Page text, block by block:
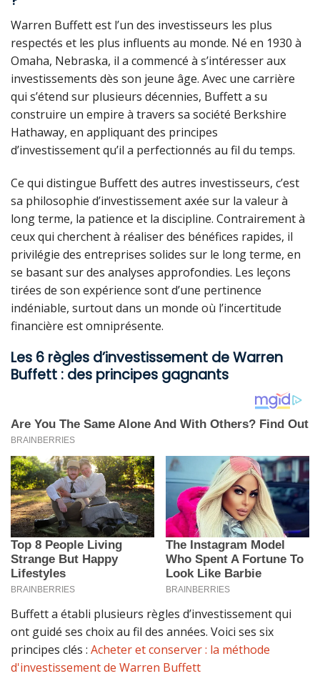
Warren Buffett est l’un des investisseurs les plus
respectés et les plus influents au monde. Né en 1930 à
Omaha, Nebraska, il a commencé à s’intéresser aux
investissements dès son jeune âge. Avec une carrière
qui s’étend sur plusieurs décennies, Buffett a su
construire un empire à travers sa société Berkshire
Hathaway, en appliquant des principes
d’investissement qu’il a perfectionnés au fil du temps.
Ce qui distingue Buffett des autres investisseurs, c’est
sa philosophie d’investissement axée sur la valeur à
long terme, la patience et la discipline. Contrairement à
ceux qui cherchent à réaliser des bénéfices rapides, il
privilégie des entreprises solides sur le long terme, en
se basant sur des analyses approfondies. Les leçons
tirées de son expérience sont d’une pertinence
indéniable, surtout dans un monde où l’incertitude
financière est omniprésente.
Les 6 règles d’investissement de Warren
Buffett : des principes gagnants
Buffett a établi plusieurs règles d’investissement qui
ont guidé ses choix au fil des années. Voici ses six
principes clés : Acheter et conserver : la méthode
d'investissement de Warren Buffett